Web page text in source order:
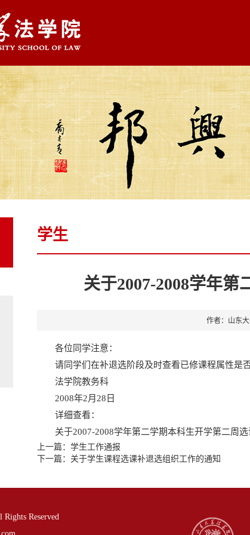
学生
关于2007-2008学年
作者：山东
各位同学注意：
请同学们在补退选阶段及时查看已修课程属性是
法学院教务科
2008年2月28日
详细查看：
关于2007-2008学年第二学期本科生开学第二周
上一篇： 学生工作通报
下一篇： 关于学生课程选课补退选组织工作的通知
Reserved